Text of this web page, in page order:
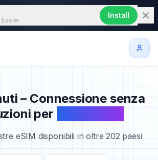
Easier
Install
– Connessione senza
per
eSIM disponibili in oltre 202 paesi